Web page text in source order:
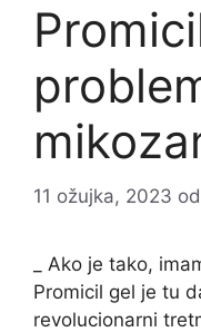
11 ožujka, 2023 od
_ Ako je tako,
Promicil gel je tu
revolucionarni